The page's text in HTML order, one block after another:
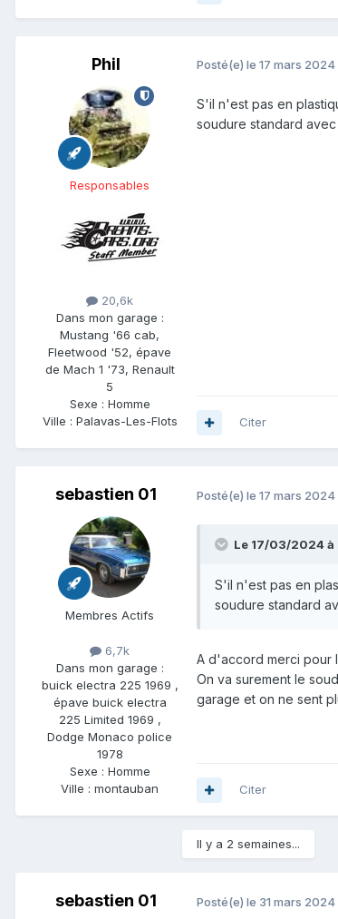
Phil
Responsables
20,6k
Dans mon garage :
Mustang '66 cab,
Fleetwood '52, épave
de Mach 1 '73, Renault
5
Sexe : Homme
Ville : Palavas-Les-Flots
Posté(e) le 17 mars 2024
S'il n'est pas en
soudure standard
Citer
sebastien 01
Membres Actifs
6,7k
Dans mon garage :
buick electra 225 1969 ,
épave buick electra
225 Limited 1969 ,
Dodge Monaco police
1978
Sexe : Homme
Ville : montauban
Posté(e) le 17 mars 2024
Le 17/03/2024 à
S'il n'est pas en
soudure standard
A d'accord merci pour
On va surement le
garage et on ne sent
Citer
Il y a 2 semaines...
sebastien 01 Posté(e) le 31 mars 2024